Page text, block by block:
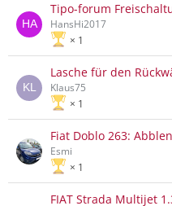
Tipo-forum
1
HansHi2017
Lasche für den
1
Klaus75
Fiat Doblo 263:
1
Esmi
FIAT Strada Multijet